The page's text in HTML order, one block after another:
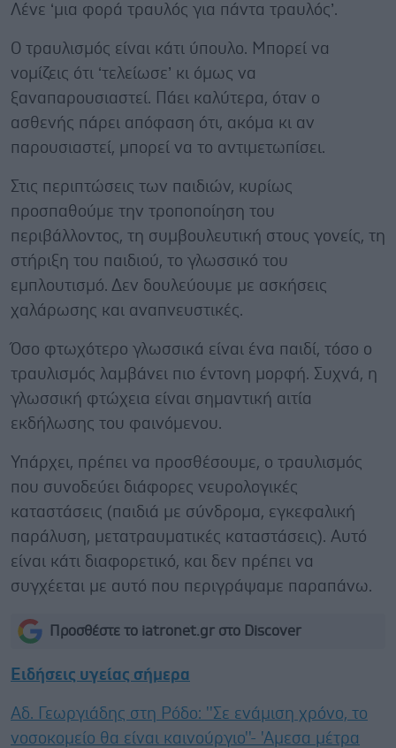
Λένε ‘μια φορά τραυλός για πάντα τραυλός’.
Ο τραυλισμός είναι κάτι ύπουλο. Μπορεί να
νομίζεις ότι ‘τελείωσε’ κι όμως να
ξαναπαρουσιαστεί. Πάει καλύτερα, όταν ο
ασθενής πάρει απόφαση ότι, ακόμα κι αν
παρουσιαστεί, μπορεί να το αντιμετωπίσει.
Στις περιπτώσεις των παιδιών, κυρίως
προσπαθούμε την τροποποίηση του
περιβάλλοντος, τη συμβουλευτική στους γονείς, τη
στήριξη του παιδιού, το γλωσσικό του
εμπλουτισμό. Δεν δουλεύουμε με ασκήσεις
χαλάρωσης και αναπνευστικές.
Όσο φτωχότερο γλωσσικά είναι ένα παιδί, τόσο ο
τραυλισμός λαμβάνει πιο έντονη μορφή. Συχνά, η
γλωσσική φτώχεια είναι σημαντική αιτία
εκδήλωσης του φαινόμενου.
Υπάρχει, πρέπει να προσθέσουμε, ο τραυλισμός
που συνοδεύει διάφορες νευρολογικές
καταστάσεις (παιδιά με σύνδρομα, εγκεφαλική
παράλυση, μετατραυματικές καταστάσεις). Αυτό
είναι κάτι διαφορετικό, και δεν πρέπει να
συγχέεται με αυτό που περιγράψαμε παραπάνω.
Προσθέστε το iatronet.gr στο Discover
Ειδήσεις υγείας σήμερα
Αδ. Γεωργιάδης στη Ρόδο: ''Σε ενάμιση χρόνο, το
νοσοκομείο θα είναι καινούργιο''- 'Αμεσα μέτρα